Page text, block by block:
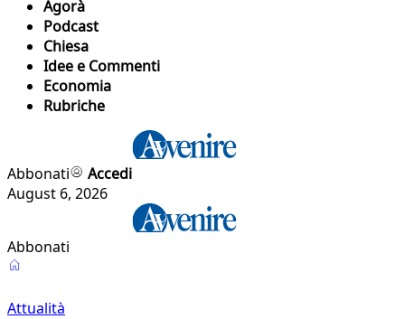
Agorà
Podcast
Chiesa
Idee e Commenti
Economia
Rubriche
Abbonati
Accedi
August 6, 2026
Abbonati
Attualità